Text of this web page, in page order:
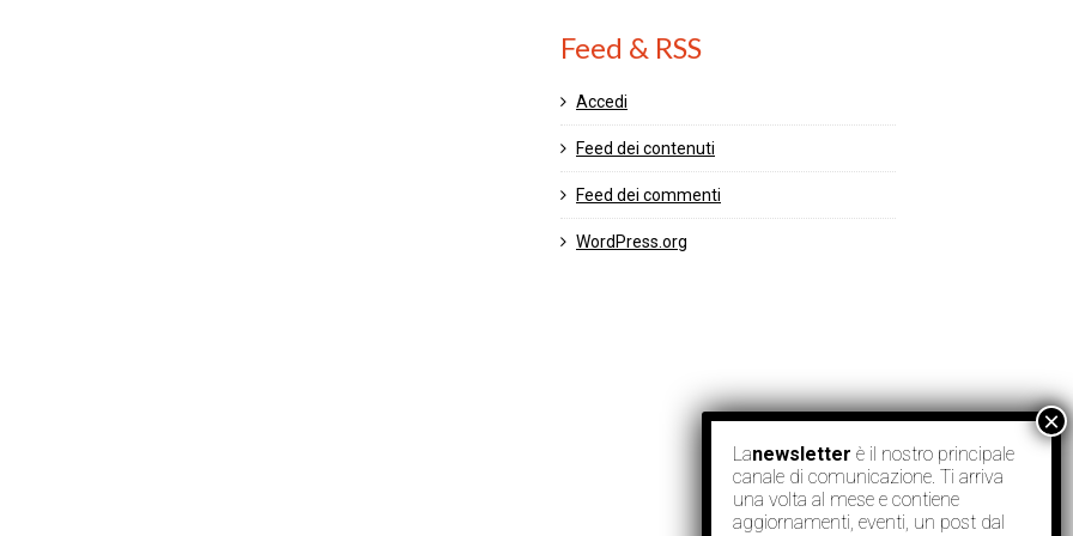
Feed & RSS
Accedi
Feed dei contenuti
Feed dei commenti
WordPress.org
Lanewsletter è il nostro principale
canale di comunicazione. Ti arriva
una volta al mese e contiene
aggiornamenti, eventi, un post dal